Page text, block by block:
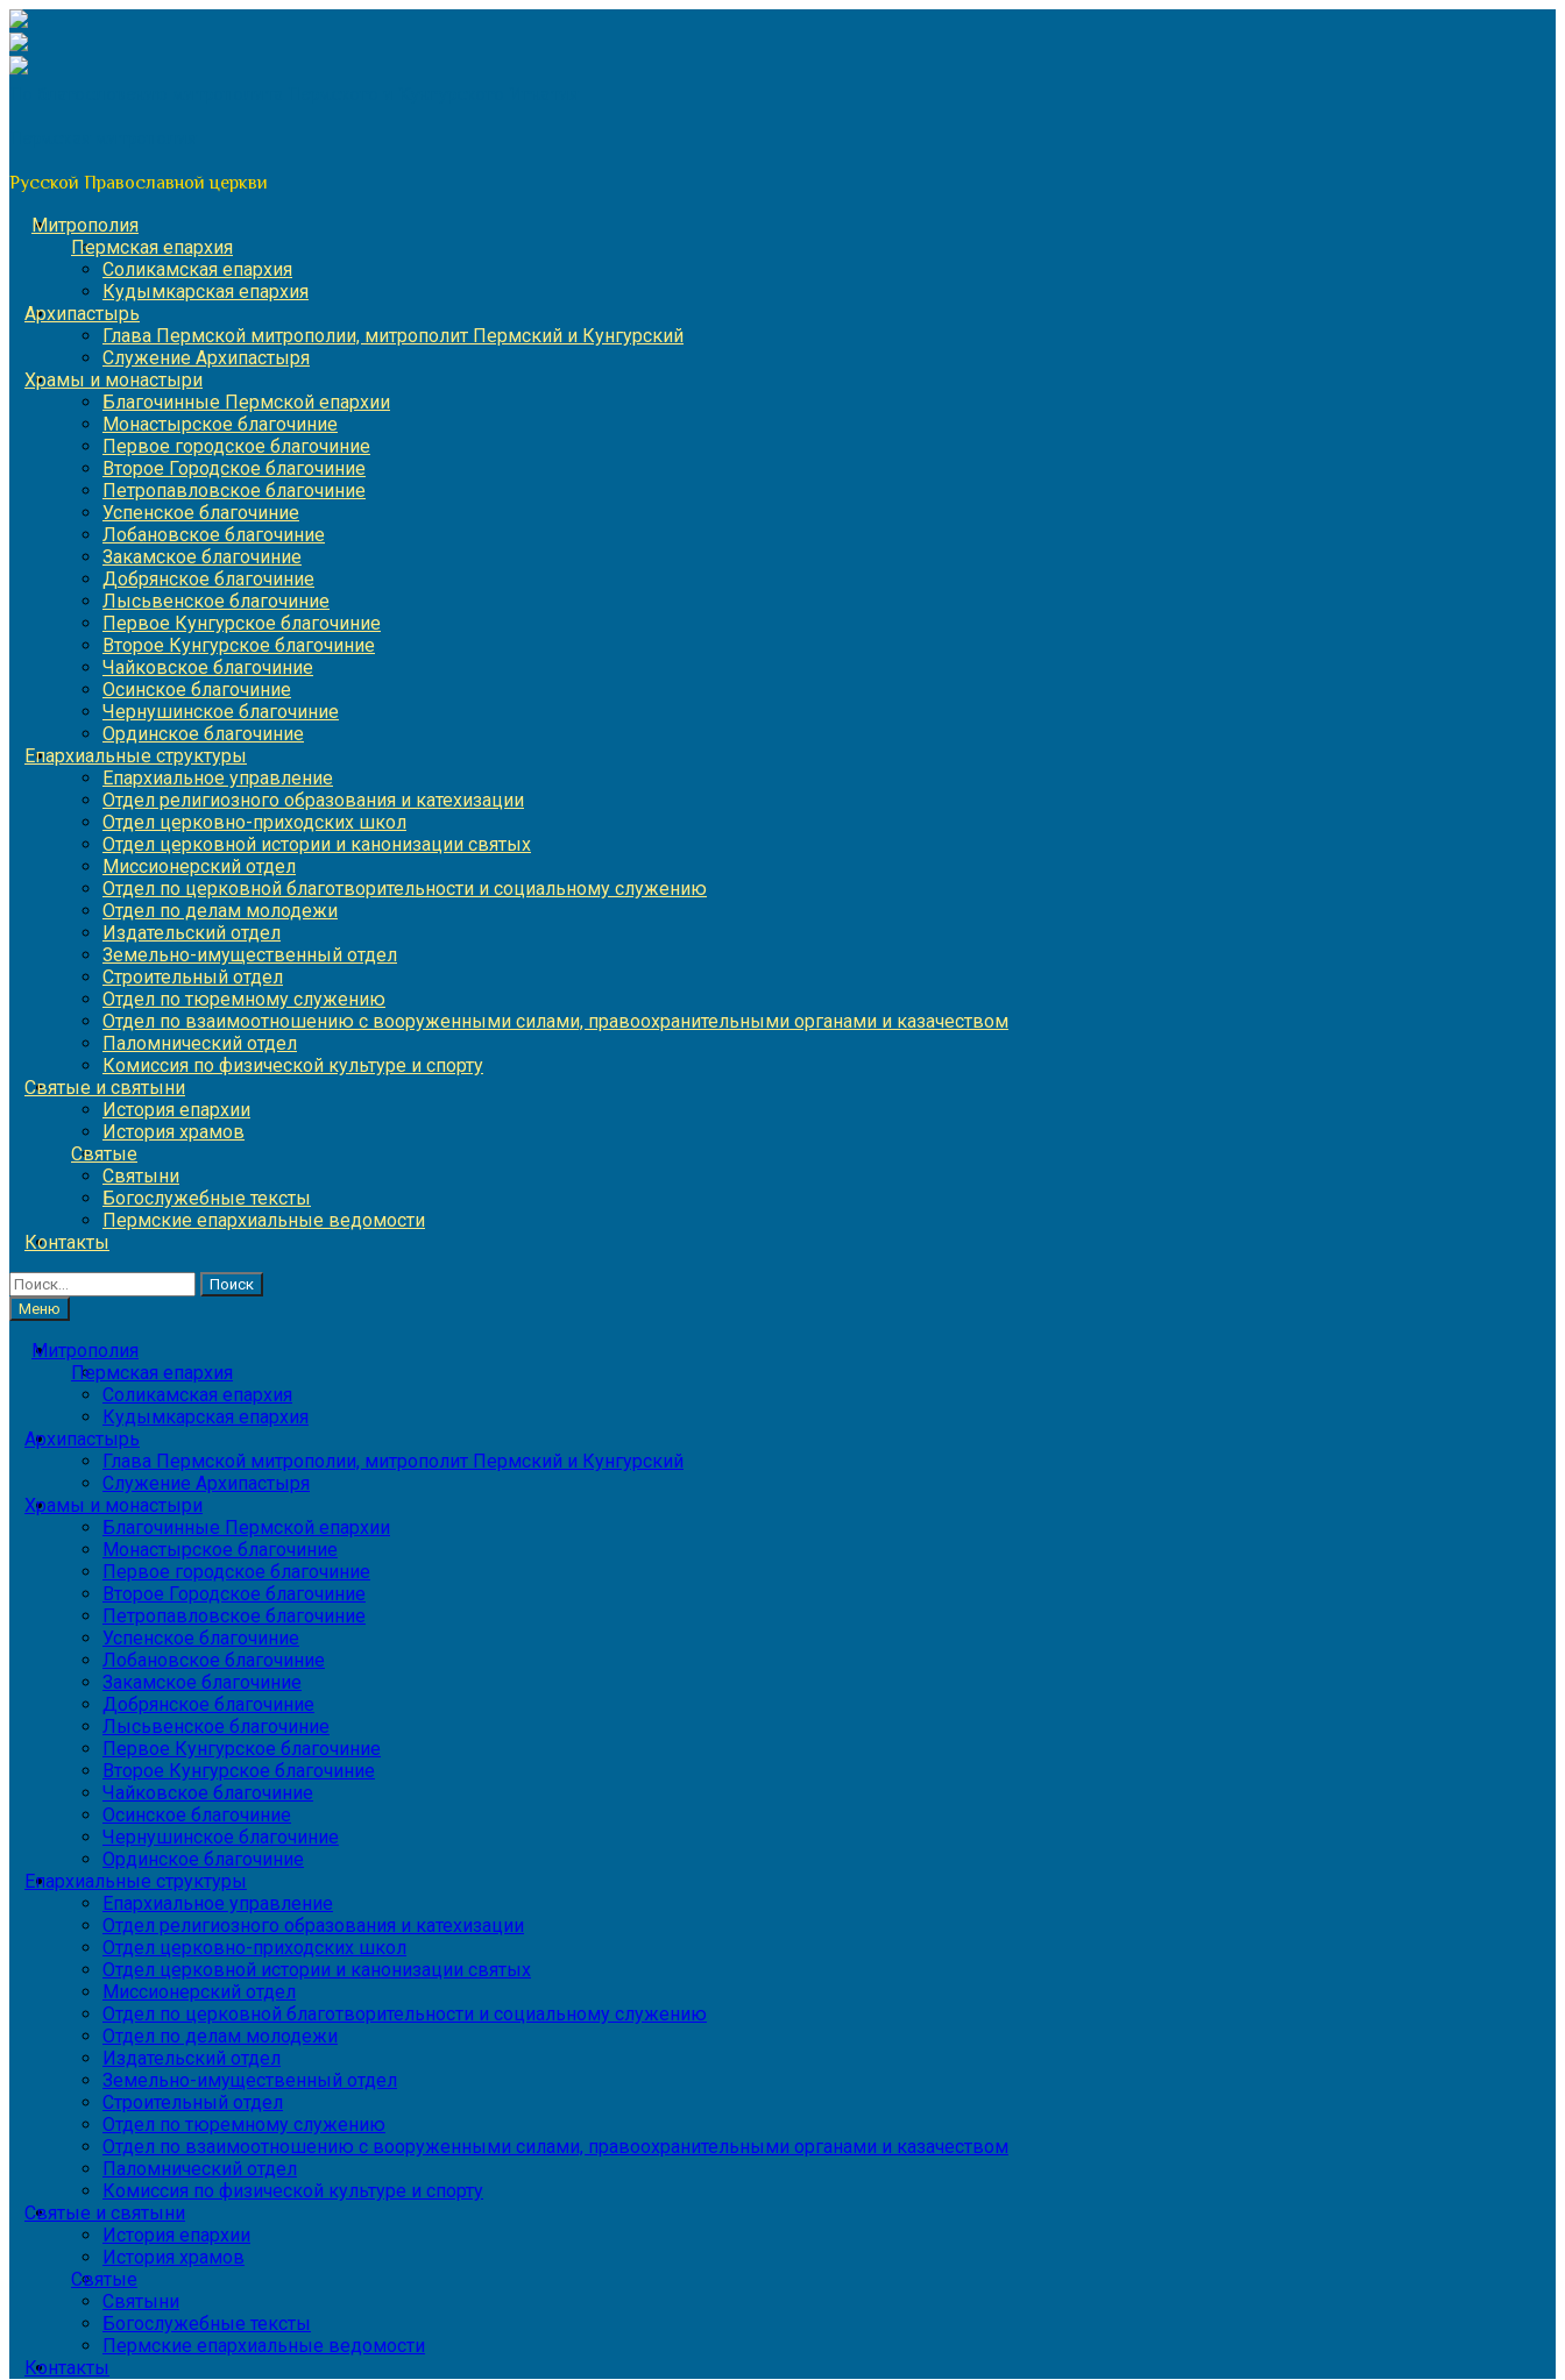
Перейти
к
содержимому
Русской Православной церкви
Митрополия
Пермская епархия
Соликамская епархия
Кудымкарская епархия
Архипастырь
Глава Пермской митрополии, митрополит Пермский и Кунгурский
Служение Архипастыря
Храмы и монастыри
Благочинные Пермской епархии
Монастырское благочиние
Первое городское благочиние
Второе Городское благочиние
Петропавловское благочиние
Успенское благочиние
Лобановское благочиние
Закамское благочиние
Добрянское благочиние
Лысьвенское благочиние
Первое Кунгурское благочиние
Второе Кунгурское благочиние
Чайковское благочиние
Осинское благочиние
Чернушинское благочиние
Ординское благочиние
Епархиальные структуры
Епархиальное управление
Отдел религиозного образования и катехизации
Отдел церковно-приходских школ
Отдел церковной истории и канонизации святых
Миссионерский отдел
Отдел по церковной благотворительности и социальному служению
Отдел по делам молодежи
Издательский отдел
Земельно-имущественный отдел
Строительный отдел
Отдел по тюремному служению
Отдел по взаимоотношению с вооруженными силами, правоохранительными органами и казачеством
Паломнический отдел
Комиссия по физической культуре и спорту
Святые и святыни
История епархии
История храмов
Святые
Святыни
Богослужебные тексты
Пермские епархиальные ведомости
Контакты
Найти:
Меню
Митрополия
Пермская епархия
Соликамская епархия
Кудымкарская епархия
Архипастырь
Глава Пермской митрополии, митрополит Пермский и Кунгурский
Служение Архипастыря
Храмы и монастыри
Благочинные Пермской епархии
Монастырское благочиние
Первое городское благочиние
Второе Городское благочиние
Петропавловское благочиние
Успенское благочиние
Лобановское благочиние
Закамское благочиние
Добрянское благочиние
Лысьвенское благочиние
Первое Кунгурское благочиние
Второе Кунгурское благочиние
Чайковское благочиние
Осинское благочиние
Чернушинское благочиние
Ординское благочиние
Епархиальные структуры
Епархиальное управление
Отдел религиозного образования и катехизации
Отдел церковно-приходских школ
Отдел церковной истории и канонизации святых
Миссионерский отдел
Отдел по церковной благотворительности и социальному служению
Отдел по делам молодежи
Издательский отдел
Земельно-имущественный отдел
Строительный отдел
Отдел по тюремному служению
Отдел по взаимоотношению с вооруженными силами, правоохранительными органами и казачеством
Паломнический отдел
Комиссия по физической культуре и спорту
Святые и святыни
История епархии
История храмов
Святые
Святыни
Богослужебные тексты
Пермские епархиальные ведомости
Контакты